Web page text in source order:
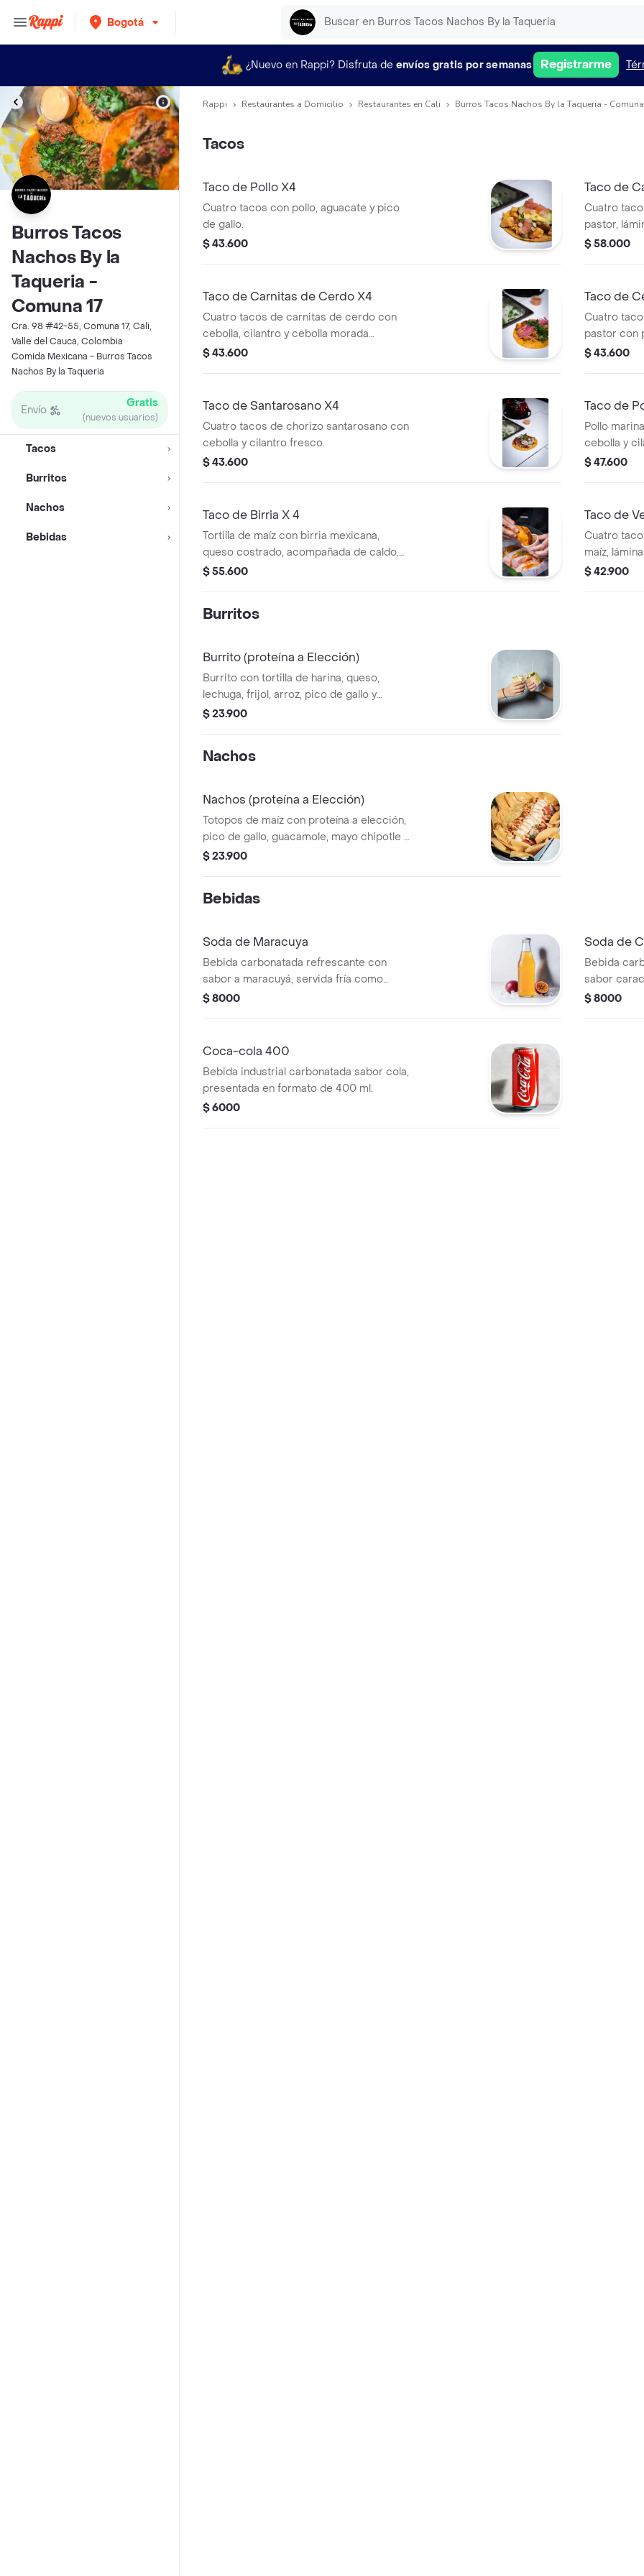
Bogotá
¿Nuevo en Rappi? Disfruta de envíos gratis por semanas Registrarme
Burros Tacos
Nachos By la
Taqueria -
Comuna 17
Cra. 98 #42-55, Comuna 17, Cali,
Valle del Cauca, Colombia
Comida Mexicana - Burros Tacos
Nachos By la Taqueria
Envío Gratis
(nuevos usuarios)
Tacos
Burritos
Nachos
Bebidas
Rappi Restaurantes a Domicilio Restaurantes en Cali Burros Tacos Nachos By la Taqueria -
Tacos
Taco de Pollo X4
Cuatro tacos con pollo, aguacate y pico
de gallo.
$ 43.600
Taco de
Cuatro
pastor,
gallo.
$ 58.000
Taco de Carnitas de Cerdo X4
Cuatro tacos de carnitas de cerdo con
cebolla, cilantro y cebolla morada
encurtida.
$ 43.600
Taco de
Cuatro
pastor con
$ 43.600
Taco de Santarosano X4
Cuatro tacos de chorizo santarosano con
cebolla y cilantro fresco.
$ 43.600
Taco de
Pollo
cebolla y
$ 47.600
Taco de Birria X 4
Tortilla de maíz con birria mexicana,
queso costrado, acompañada de caldo,
cebolla, cilantro y limón.
$ 55.600
Taco de
Cuatro
maíz,
$ 42.900
Burritos
Burrito (proteína a Elección)
Burrito con tortilla de harina, queso,
lechuga, frijol, arroz, pico de gallo y
proteína a elección.
$ 23.900
Nachos
Nachos (proteína a Elección)
Totopos de maíz con proteína a elección,
pico de gallo, guacamole, mayo chipotle y
sour cream.
$ 23.900
Bebidas
Soda de Maracuya
Bebida carbonatada refrescante con
sabor a maracuyá, servida fría como
parte de la selección de sodas.
$ 8000
Soda de
Bebida
sabor
fría como
$ 8000
Coca-cola 400
Bebida industrial carbonatada sabor cola,
presentada en formato de 400 ml.
$ 6000